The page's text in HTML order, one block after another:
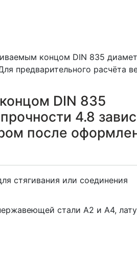
концом DIN 835
предварительного расчёта
DIN 835
4.8
после
стягивания или соединения
стали А2 и А4,